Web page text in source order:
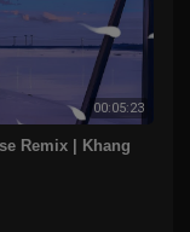
00:05:23
Remix | Khang